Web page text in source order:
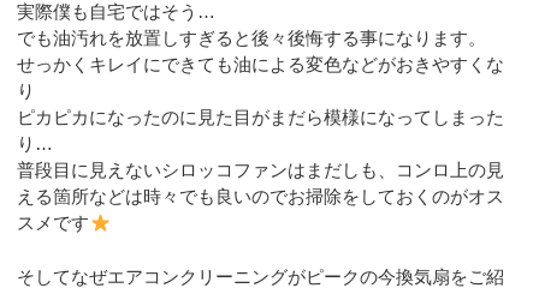
実際僕も自宅ではそう…
でも油汚れを放置しすぎると後々後悔する事になります。
せっかくキレイにできても油による変色などがおきやすくな
り
ピカピカになったのに見た目がまだら模様になってしまった
り…
普段目に見えないシロッコファンはまだしも、コンロ上の見
える箇所などは時々でも良いのでお掃除をしておくのがオス
スメです
そしてなぜエアコンクリーニングがピークの今換気扇をご紹